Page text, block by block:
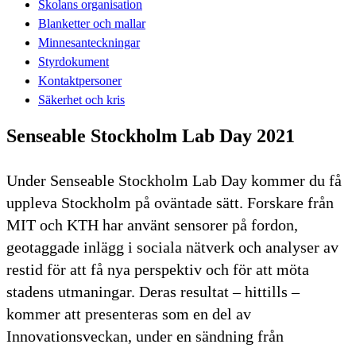
Skolans organisation
Blanketter och mallar
Minnesanteckningar
Styrdokument
Kontaktpersoner
Säkerhet och kris
Senseable Stockholm Lab Day 2021
Under Senseable Stockholm Lab Day kommer du få
uppleva Stockholm på oväntade sätt. Forskare från
MIT och KTH har använt sensorer på fordon,
geotaggade inlägg i sociala nätverk och analyser av
restid för att få nya perspektiv och för att möta
stadens utmaningar. Deras resultat – hittills –
kommer att presenteras som en del av
Innovationsveckan, under en sändning från